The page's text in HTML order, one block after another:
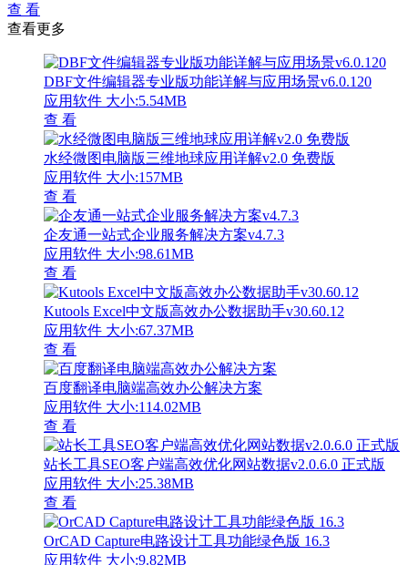
查 看
查看更多
DBF文件编辑器专业版功能详解与应用场景v6.0.120
应用软件 大小:5.54MB
查 看
水经微图电脑版三维地球应用详解v2.0 免费版
应用软件 大小:157MB
查 看
企友通一站式企业服务解决方案v4.7.3
应用软件 大小:98.61MB
查 看
Kutools Excel中文版高效办公数据助手v30.60.12
应用软件 大小:67.37MB
查 看
百度翻译电脑端高效办公解决方案
应用软件 大小:114.02MB
查 看
站长工具SEO客户端高效优化网站数据v2.0.6.0 正式版
应用软件 大小:25.38MB
查 看
OrCAD Capture电路设计工具功能绿色版 16.3
应用软件 大小:9.82MB